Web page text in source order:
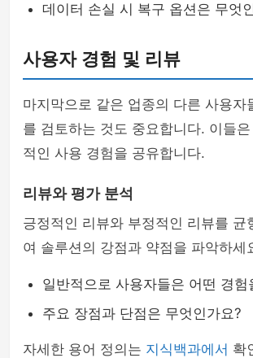
데이터 손실 시 복구 옵션은 무엇
사용자 경험 및 리뷰
마지막으로 같은 업종의 다른 사용자
를 검토하는 것도 중요합니다. 이들
적인 사용 경험을 공유합니다.
리뷰와 평가 분석
긍정적인 리뷰와 부정적인 리뷰를 균
여 솔루션의 강점과 약점을 파악하세
일반적으로 사용자들은 어떤 경험
주요 장점과 단점은 무엇인가요?
자세한 용어 정의는 지식백과에서 확